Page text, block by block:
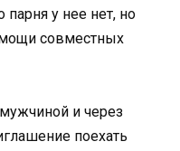
у нее нет, но
совместных
и через
поехать